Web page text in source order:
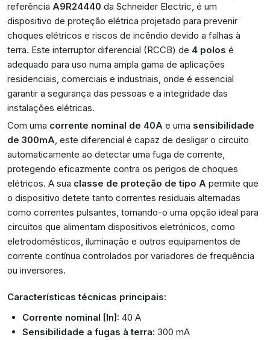
referência A9R24440 da Schneider Electric, é um
dispositivo de proteção elétrica projetado para prevenir
choques elétricos e riscos de incêndio devido a falhas à
terra. Este interruptor diferencial (RCCB) de 4 polos é
adequado para uso numa ampla gama de aplicações
residenciais, comerciais e industriais, onde é essencial
garantir a segurança das pessoas e a integridade das
instalações elétricas.
Com uma corrente nominal de 40A e uma sensibilidade
de 300mA, este diferencial é capaz de desligar o circuito
automaticamente ao detectar uma fuga de corrente,
protegendo eficazmente contra os perigos de choques
elétricos. A sua classe de proteção de tipo A permite que
o dispositivo detete tanto correntes residuais alternadas
como correntes pulsantes, tornando-o uma opção ideal para
circuitos que alimentam dispositivos eletrónicos, como
eletrodomésticos, iluminação e outros equipamentos de
corrente contínua controlados por variadores de frequência
ou inversores.
Características técnicas principais:
Corrente nominal [In]: 40 A
Sensibilidade a fugas à terra: 300 mA